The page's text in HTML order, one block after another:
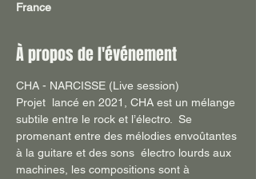
France
À propos de l'événement
CHA - NARCISSE (Live session)
Projet  lancé en 2021, CHA est un mélange
subtile entre le rock et l’électro.  Se
promenant entre des mélodies envoûtantes
à la guitare et des sons  électro lourds aux
machines, les compositions sont à